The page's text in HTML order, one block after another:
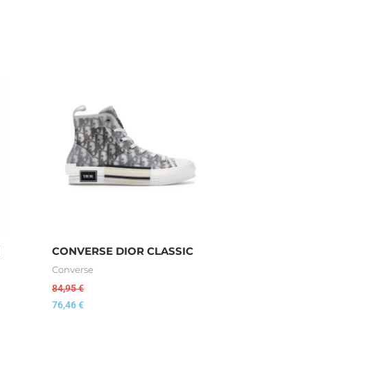
CONVERSE DIOR CLASSIC
Converse
84,95€
76,46€